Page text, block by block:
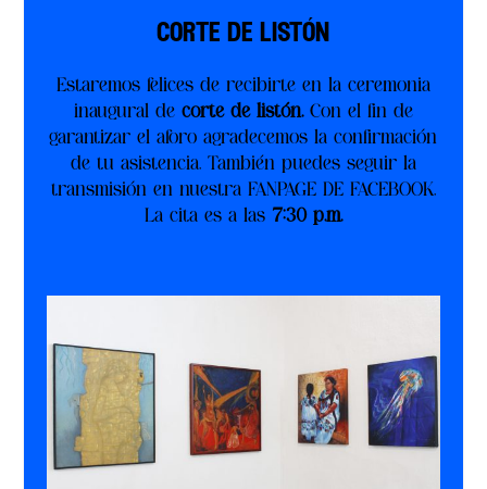
corte de listón
Estaremos felices de recibirte en la ceremonia
inaugural de corte de listón.Con el fin de
garantizar el aforo agradecemos la confirmación
de tu asistencia. También puedes seguir la
transmisión en nuestra FANPAGE DE FACEBOOK.
La cita es a las 7:30 p.m.